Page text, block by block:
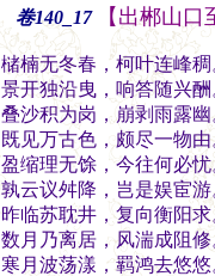
卷140_17 【出郴山
槠楠无冬春，柯叶连峰
景开独沿曳，响答随兴
叠沙积为岗，崩剥雨露
既见万古色，颇尽一物
盈缩理无馀，今往何必
孰云议舛降，岂是娱宦
昨临苏耽井，复向衡阳
数月乃离居，风湍成阻
寒月波荡漾，羁鸿去悠悠